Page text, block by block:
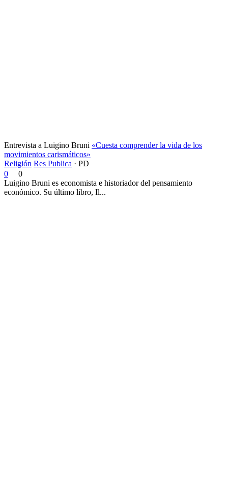
Entrevista a Luigino Bruni «Cuesta comprender la vida de los
movimientos carismáticos»
Religión Res Publica · PD
0
0
Luigino Bruni es economista e historiador del pensamiento
económico. Su último libro, Il...